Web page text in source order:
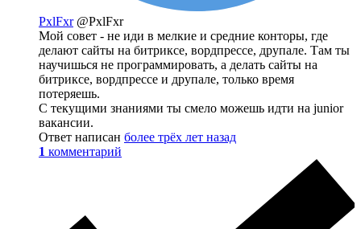
PxlFxr @PxlFxr
Мой совет - не иди в мелкие и средние конторы, где
делают сайты на битриксе, вордпрессе, друпале. Там ты
научишься не программировать, а делать сайты на
битриксе, вордпрессе и друпале, только время
потеряешь.
С текущими знаниями ты смело можешь идти на junior
вакансии.
Ответ написан более трёх лет назад
1 комментарий